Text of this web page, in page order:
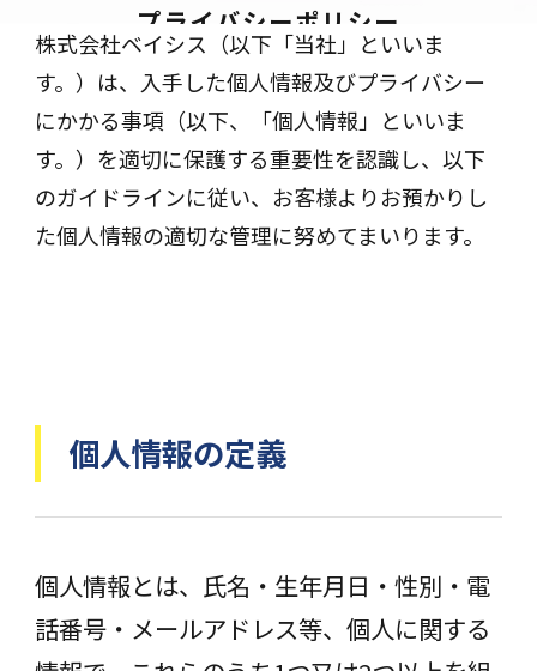
プライバシーポリシー
株式会社ベイシス（以下「当社」といいま
す。）は、入手した個人情報及びプライバシー
にかかる事項（以下、「個人情報」といいま
す。）を適切に保護する重要性を認識し、以下
のガイドラインに従い、お客様よりお預かりし
た個人情報の適切な管理に努めてまいります。
個人情報の定義
個人情報とは、氏名・生年月日・性別・電
話番号・メールアドレス等、個人に関する